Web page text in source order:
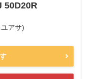
50D20R
アサ)